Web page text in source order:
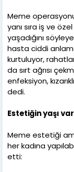
Meme
yanı sıra iş ve
yaşadığını
hasta ciddi
kurtuluyor,
da sırt ağrısı
enfeksiyon,
dedi.
Estetiğin yaşı var
Meme estetiği
her kadına
etti: